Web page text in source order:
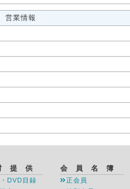
営業情報
提 供
DVD目録
会 員 名 簿
正会員